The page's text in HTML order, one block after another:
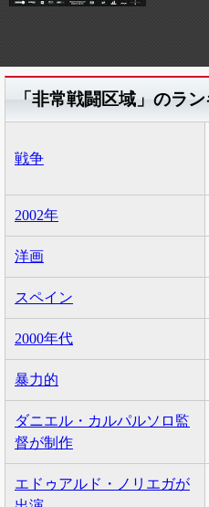
「非常戦闘区域」のラ
戦争
2002年
洋画
スペイン
2000年代
暴力的
ダニエル・カルパルソロ監
督が制作
エドゥアルド・ノリエガが